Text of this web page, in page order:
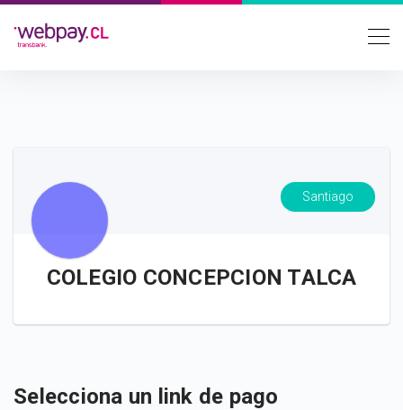
Santiago
COLEGIO CONCEPCION TALCA
Selecciona un link de pago